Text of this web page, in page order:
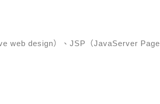
web design）、JSP（JavaServer